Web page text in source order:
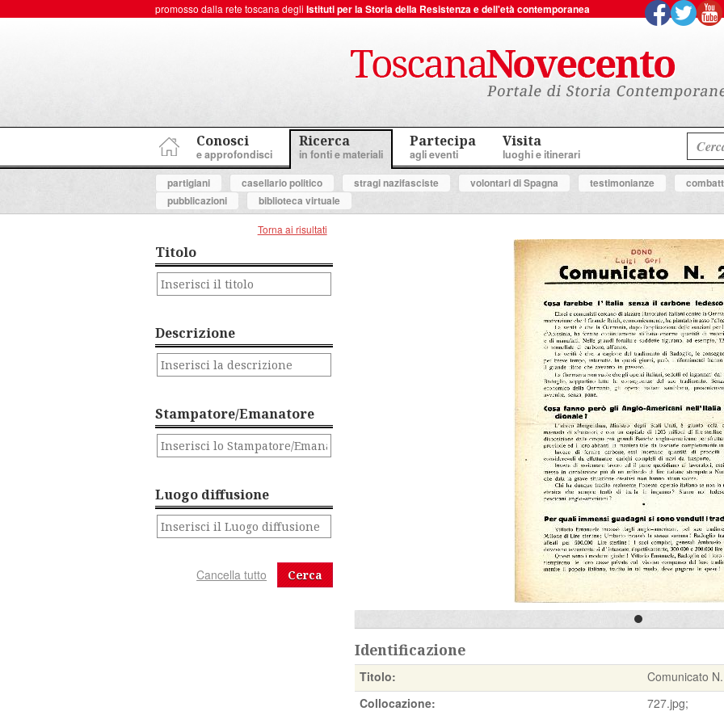
promosso dalla rete toscana degli Istituti per la Storia della Resistenza e dell'età contemporanea
Conosci
e approfondisci
Ricerca
in fonti e materiali
Partecipa
agli eventi
Visita
luoghi e itinerari
partigiani
casellario politico stragi nazifasciste volontari di Spagna testimonianze
pubblicazioni
biblioteca virtuale
Titolo
Descrizione
Stampatore/Emanatore
Luogo diffusione
Cerca
Torna ai risultati
Identificazione
Titolo:
Comunicato
Collocazione:
727.jpg;